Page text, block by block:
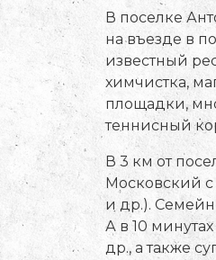
В поселке
на въезде в
известный
химчистка,
площадки,
теннисный
В 3 км от
Московский с
и др.).
А в 10
др., а также